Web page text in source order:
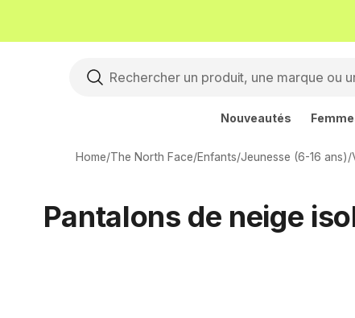
Nouveautés
Home/The North Face/Enfants/Jeunesse (6-16 ans)/
Pantalons de neige